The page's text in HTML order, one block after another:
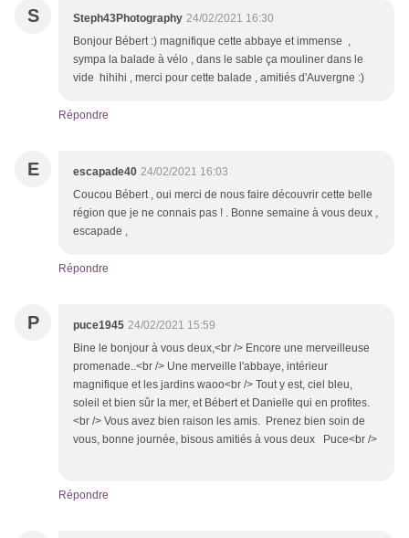
S Steph43Photography 24/02/2021 16:30
Bonjour Bébert :) magnifique cette abbaye et immense ,
sympa la balade à vélo , dans le sable ça mouliner dans le
vide hihihi , merci pour cette balade , amitiés d'Auvergne :)
Répondre
E escapade40 24/02/2021 16:03
Coucou Bébert , oui merci de nous faire découvrir cette belle
région que je ne connais pas ! . Bonne semaine à vous deux ,
escapade ,
Répondre
P puce1945 24/02/2021 15:59
Bine le bonjour à vous deux,<br /> Encore une merveilleuse
promenade..<br /> Une merveille l'abbaye, intérieur
magnifique et les jardins waoo<br /> Tout y est, ciel bleu,
soleil et bien sûr la mer, et Bébert et Danielle qui en profites.
<br /> Vous avez bien raison les amis. Prenez bien soin de
vous, bonne journée, bisous amitiés à vous deux Puce<br />
Répondre